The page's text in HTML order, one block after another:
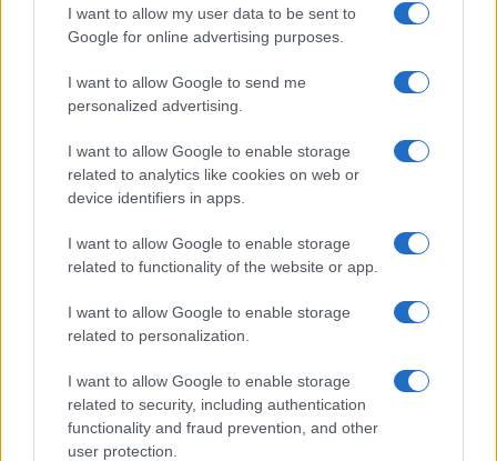
I want to allow my user data to be sent to
Google for online advertising purposes.
I want to allow Google to send me
personalized advertising.
I want to allow Google to enable storage
related to analytics like cookies on web or
device identifiers in apps.
I want to allow Google to enable storage
related to functionality of the website or app.
I want to allow Google to enable storage
related to personalization.
I want to allow Google to enable storage
related to security, including authentication
functionality and fraud prevention, and other
user protection.
Indijski horoskop: Za ova 3 znaka
ostvariće se i nemoguće želje u